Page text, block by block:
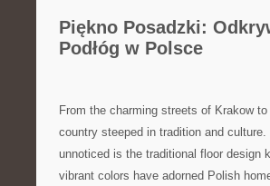
Piękno Posadzki:
Podłóg w Polsce
From the charming ‌streets of Krakow‌
country steeped in tradition and
unnoticed is the traditional floor design
vibrant colors have adorned Polish